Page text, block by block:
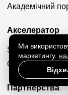
Академічний
Акселератор
SET Accelerator
Generation H
Партнерства
Ми
маркетингу.